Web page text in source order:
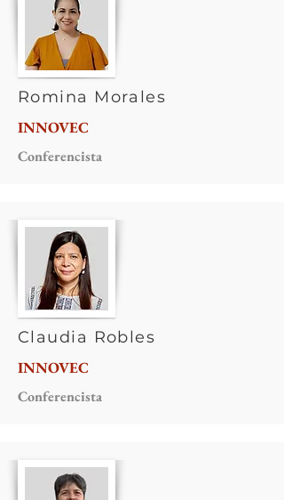
Romina Morales
INNOVEC
Conferencista
Claudia Robles
INNOVEC
Conferencista